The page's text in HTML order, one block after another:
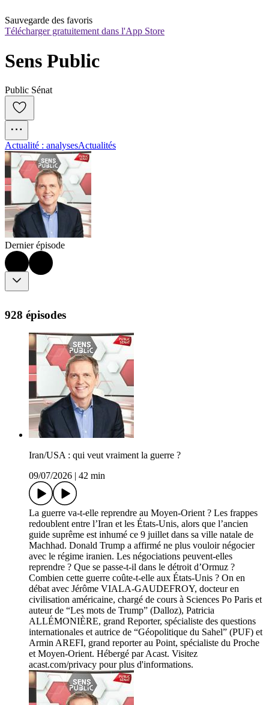
Sauvegarde des favoris
Télécharger gratuitement dans l'App Store
Sens Public
Public Sénat
Actualité : analysesActualités
Dernier épisode
928 épisodes
Iran/USA : qui veut vraiment la guerre ?
09/07/2026
42 min
La guerre va-t-elle reprendre au Moyen-Orient ? Les frappes
redoublent entre l’Iran et les États-Unis, alors que l’ancien
guide suprême est inhumé ce 9 juillet dans sa ville natale de
Machhad. Donald Trump a affirmé ne plus vouloir négocier
avec le régime iranien. Les négociations peuvent-elles
reprendre ? Que se passe-t-il dans le détroit d’Ormuz ?
Combien cette guerre coûte-t-elle aux États-Unis ? On en
débat avec Jérôme VIALA-GAUDEFROY, docteur en
civilisation américaine, chargé de cours à Sciences Po Paris et
auteur de “Les mots de Trump” (Dalloz), Patricia
ALLÉMONIÈRE, grand Reporter, spécialiste des questions
internationales et autrice de “Géopolitique du Sahel” (PUF) et
Armin AREFI, grand reporter au Point, spécialiste du Proche
et Moyen-Orient. Hébergé par Acast. Visitez
acast.com/privacy pour plus d'informations.